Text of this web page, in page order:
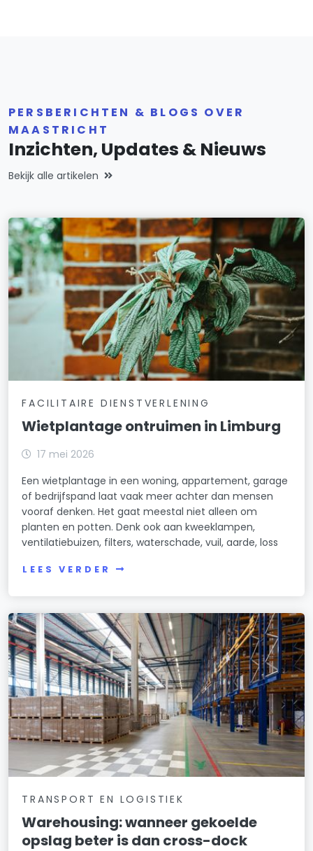
PERSBERICHTEN & BLOGS OVER
MAASTRICHT
Inzichten, Updates & Nieuws
Bekijk alle artikelen
FACILITAIRE DIENSTVERLENING
Wietplantage ontruimen in Limburg
17 mei 2026
Een wietplantage in een woning, appartement, garage
of bedrijfspand laat vaak meer achter dan mensen
vooraf denken. Het gaat meestal niet alleen om
planten en potten. Denk ook aan kweeklampen,
ventilatiebuizen, filters, waterschade, vuil, aarde, loss
LEES VERDER
TRANSPORT EN LOGISTIEK
Warehousing: wanneer gekoelde
opslag beter is dan cross-dock